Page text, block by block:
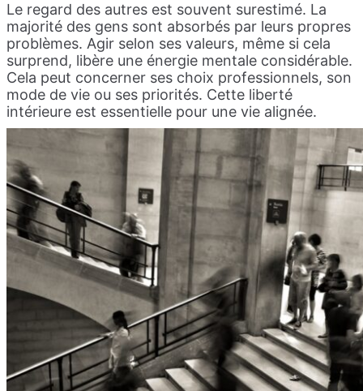
Le regard des autres est souvent surestimé. La
majorité des gens sont absorbés par leurs propres
problèmes. Agir selon ses valeurs, même si cela
surprend, libère une énergie mentale considérable.
Cela peut concerner ses choix professionnels, son
mode de vie ou ses priorités. Cette liberté
intérieure est essentielle pour une vie alignée.